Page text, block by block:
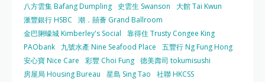
八方雲集 Bafang Dumpling
史雲生 Swanson
大館 Tai Kwun
滙豐銀行 HSBC
潮．囍薈 Grand Ballroom
金巴脷蠔城 Kimberley's Social
靠得住 Trusty Congee King
PAObank
九號水產 Nine Seafood Place
五豐行 Ng Fung Hong
安心寶 Nice Care
彩豐 Choi Fung 德美壽司 tokumisushi
房屋局 Housing Bureau
星島 Sing Tao
社聯 HKCSS